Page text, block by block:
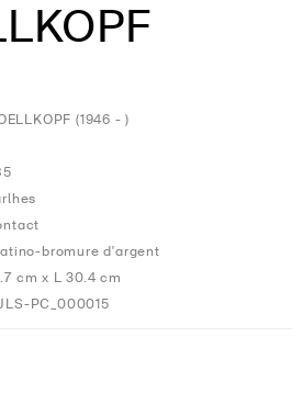
(1946 - )
bromure d'argent
cm x L 30.4 cm
PC_000015